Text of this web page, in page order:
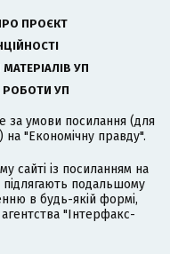
ПРОЄКТ
УП
РОБОТИ УП
за умови посилання (для
на "Економічну правду".
сайті із посиланням на
підлягають подальшому
в будь-якій формі,
"Інтерфакс-